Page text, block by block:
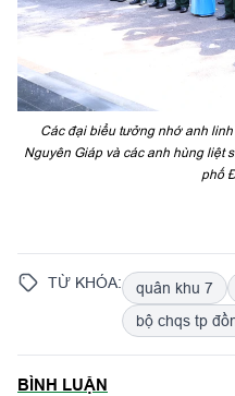
Các đại biểu tưởng nhớ anh
Nguyên Giáp và các anh hùng liệt
phố
TỪ KHÓA: quân khu 7
bộ chqs tp
BÌNH LUẬN